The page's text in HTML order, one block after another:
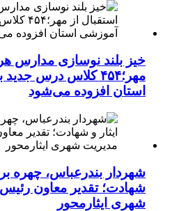
خیز بلند نوسازی مدارس
مهر؛۴۵۴ کلاس درس
استان افزوده می‌شود
شهردار بندرعباس، چهره
شهادت؛ تقدیر معاون
شهری ایثارمحور